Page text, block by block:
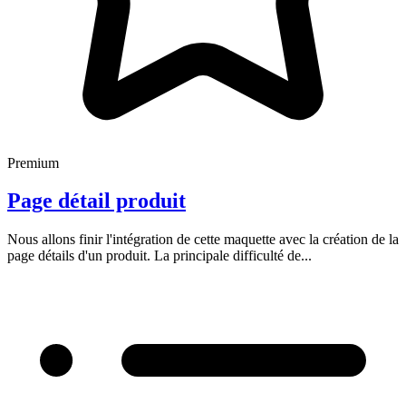
Premium
Page détail produit
Nous allons finir l'intégration de cette maquette avec la création de la
page détails d'un produit. La principale difficulté de...